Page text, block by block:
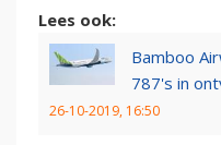
Lees ook:
Bamboo
787's in
26-10-2019, 16:50